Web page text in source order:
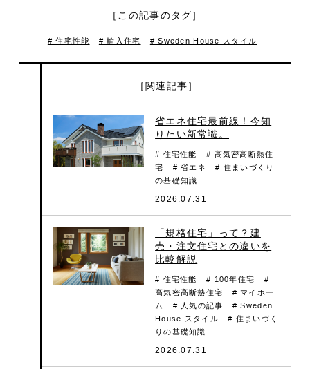
［この記事のタグ］
# 住宅性能 # 輸入住宅 # Sweden House スタイル
［関連記事］
省エネ住宅最前線！今知
りたい新常識。
# 住宅性能
# 高気密高断熱住
宅
# 省エネ
# 住まいづくり
の基礎知識
2026.07.31
「規格住宅」って？建
売・注文住宅との違いを
比較解説
# 住宅性能 # 100年住宅
#
高気密高断熱住宅
# マイホー
ム
# 人気の記事
# Sweden
House スタイル
# 住まいづく
りの基礎知識
2026.07.31